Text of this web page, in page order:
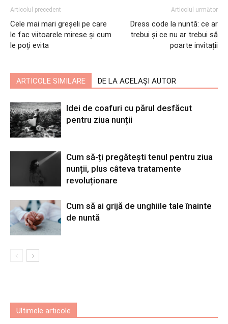
Articolul precedent
Cele mai mari greșeli pe care
le fac viitoarele mirese și cum
le poți evita
Articolul următor
Dress code la nuntă: ce ar
trebui și ce nu ar trebui să
poarte invitații
ARTICOLE SIMILARE DE LA ACELAȘI AUTOR
Idei de coafuri cu părul desfăcut
pentru ziua nunții
Cum să-ți pregătești tenul pentru ziua
nunții, plus câteva tratamente
revoluționare
Cum să ai grijă de unghiile tale înainte
de nuntă
Ultimele articole